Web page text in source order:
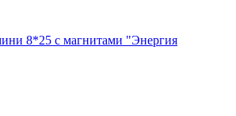
8*25 с магнитами "Энергия